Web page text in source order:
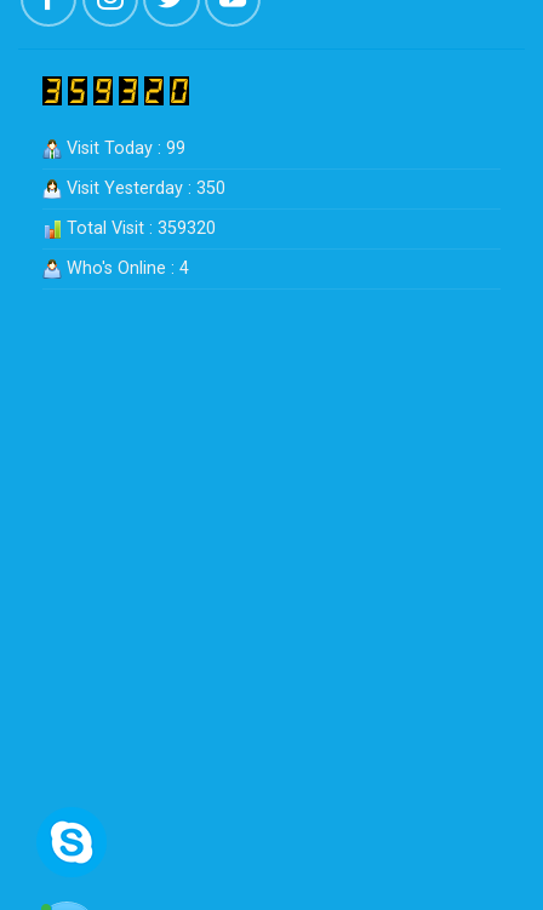
Visit Today : 99
Visit Yesterday : 350
Total Visit : 359320
Who's Online : 4